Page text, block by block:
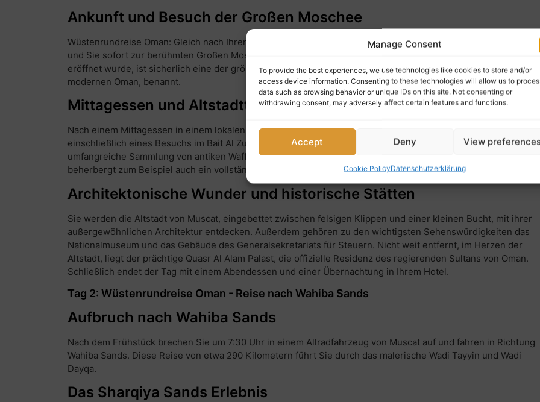
Manage Consent
To provide the best experiences, we use technologies like cookies to store and/or
access device information. Consenting to these technologies will allow us to
data such as browsing behavior or unique IDs on this site. Not consenting or
withdrawing consent, may adversely affect certain features and functions.
Accept Deny View
Cookie PolicyDatenschutzerklärung
Ankunft und Besuch der Großen Moschee
Wüstenrundreise Oman: Gleich nach Ihrer Ankunft am Flughafen von Muscat wird Sie Ihr Reiseleiter begrüßen
und Sie sofort zur berühmten Großen Moschee bringen. Die Moschee, die 2001 nach sechsjähriger Bauzeit
eröffnet wurde, ist sicherlich eine der größten der Welt und ist nach Sultan Qaboos bin Said, dem Vater des
modernen Oman, benannt.
Mittagessen und Altstadttour
Nach einem Mittagessen in einem lokalen Restaurant erkunden Sie außerdem die Altstadt von Muscat,
einschließlich eines Besuchs im Bait Al Zubair Museum. Dieses Museum verfügt besonders über eine
umfangreiche Sammlung von antiken Waffen, Haushaltsgeräten und traditionellen Kostümen. Das Museum
beherbergt zum Beispiel auch ein vollständiges omanisches Dorf und einen Souk im Außenbereich.
Architektonische Wunder und historische Stätten
Sie werden die Altstadt von Muscat, eingebettet zwischen felsigen Klippen und einer kleinen Bucht, mit ihrer
außergewöhnlichen Architektur entdecken. Außerdem gehören zu den wichtigsten Sehenswürdigkeiten das
Nationalmuseum und das Gebäude des Generalsekretariats für Steuern. Nicht weit entfernt, im Herzen der
Altstadt, liegt der prächtige Quasr Al Alam Palast, die offizielle Residenz des regierenden Sultans von Oman.
Schließlich endet der Tag mit einem Abendessen und einer Übernachtung in Ihrem Hotel.
Tag 2: Wüstenrundreise Oman - Reise nach Wahiba Sands
Aufbruch nach Wahiba Sands
Nach dem Frühstück brechen Sie um 7:30 Uhr in einem Allradfahrzeug von Muscat auf und fahren in Richtung
Wahiba Sands. Diese Reise von etwa 290 Kilometern führt Sie durch das malerische Wadi Tayyin und Wadi
Dayqa.
Das Sharqiya Sands Erlebnis